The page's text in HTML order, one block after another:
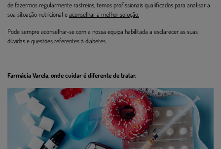
de fazermos regularmente rastreios, temos profissionais qualificados para analisar a
sua situação nutricional eaconselhar a melhor solução.
Pode sempre aconselhar-se com a nossa equipa habilitada a esclarecer as suas
dúvidas e questões referentes à diabetes.
Farmácia Varela, onde cuidar é diferente de tratar.